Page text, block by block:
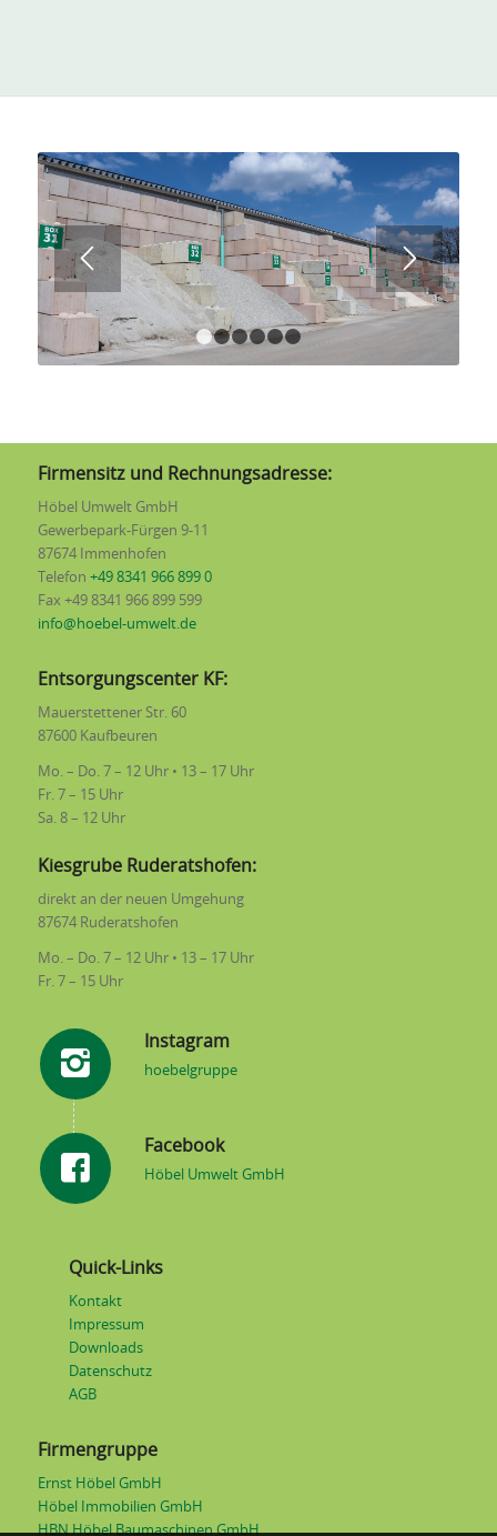
Firmensitz und Rechnungsadresse:
Höbel Umwelt GmbH
Gewerbepark-Fürgen 9-11
87674 Immenhofen
Telefon +49 8341 966 899 0
Fax +49 8341 966 899 599
info@hoebel-umwelt.de
Entsorgungscenter KF:
Mauerstettener Str. 60
87600 Kaufbeuren
Mo. – Do. 7 – 12 Uhr • 13 – 17 Uhr
Fr. 7 – 15 Uhr
Sa. 8 – 12 Uhr
Kiesgrube Ruderatshofen:
direkt an der neuen Umgehung
87674 Ruderatshofen
Mo. – Do. 7 – 12 Uhr • 13 – 17 Uhr
Fr. 7 – 15 Uhr
Instagram
hoebelgruppe
Facebook
Höbel Umwelt GmbH
Quick-Links
Kontakt
Impressum
Downloads
Datenschutz
AGB
Firmengruppe
Ernst Höbel GmbH
Höbel Immobilien GmbH
HBN Höbel Baumaschinen GmbH